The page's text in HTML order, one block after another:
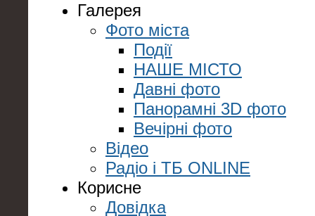
Галерея
Фото міста
Події
НАШЕ МІСТО
Давні фото
Панорамні 3D фото
Вечірні фото
Відео
Радіо і ТБ ONLINE
Корисне
Довідка